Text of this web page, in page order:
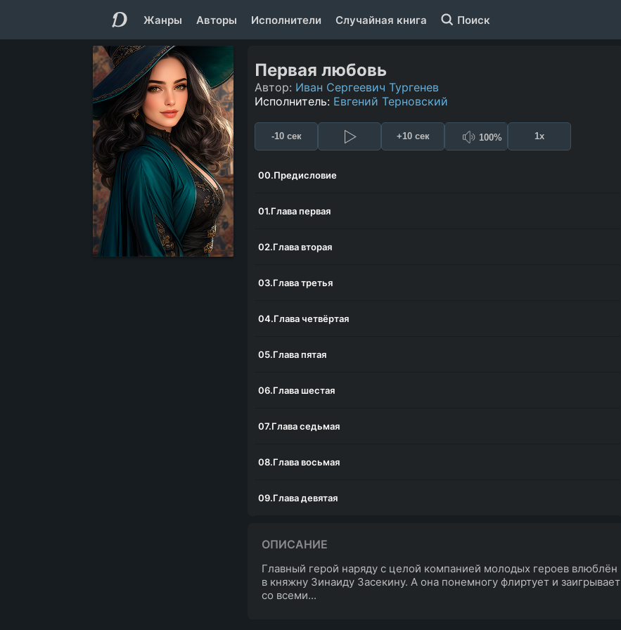
Жанры Авторы Исполнители Случайная книга Поиск
Первая любовь
Автор: Иван Сергеевич Тургенев
Исполнитель: Евгений Терновский
-10 сек +10 сек 100% 1x
00.Предисловие
01.Глава первая
02.Глава вторая
03.Глава третья
04.Глава четвёртая
05.Глава пятая
06.Глава шестая
07.Глава седьмая
08.Глава восьмая
09.Глава девятая
11.Глава одиннадцатая
ОПИСАНИЕ
Главный герой наряду с целой компанией молодых героев влюблён
в княжну Зинаиду Засекину. А она понемногу флиртует и заигрывает
со всеми...